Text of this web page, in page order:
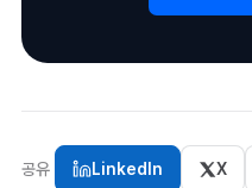
공유 LinkedIn X